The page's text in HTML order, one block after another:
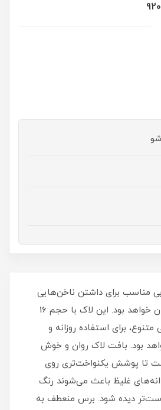
مناسب برای داشتن ناخن‌هایی
مرتب، شیک و درخشان خواهد بود. این لاک با حجم 16
برای استفاده روزانه و
بود. بافت لاک روان و خوش‌
تا پوشش یکنواخت‌تری روی
غلیظ باعث می‌شوند رنگ
دیده شود. برس منعطف به